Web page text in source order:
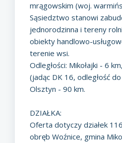
mrągowskim (woj.
Sąsiedztwo stanowi
jednorodzinna i tereny
obiekty handlowo-
terenie wsi.
Odległości: Mikołajki - 6
(jadąc DK 16, odległość
Olsztyn - 90 km.
DZIAŁKA:
Oferta dotyczy działek
obręb Woźnice, gmina